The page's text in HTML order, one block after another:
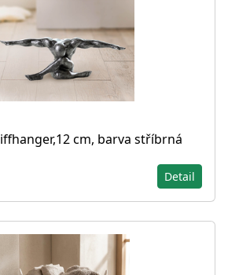
cm, barva stříbrná
Detail